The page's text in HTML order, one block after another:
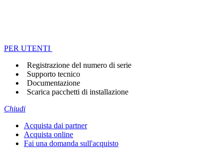
PER UTENTI
Registrazione del numero di serie
Supporto tecnico
Documentazione
Scarica pacchetti di installazione
Chiudi
Acquista dai partner
Acquista online
Fai una domanda sull'acquisto